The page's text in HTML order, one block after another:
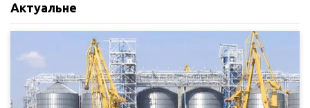
Актуальне